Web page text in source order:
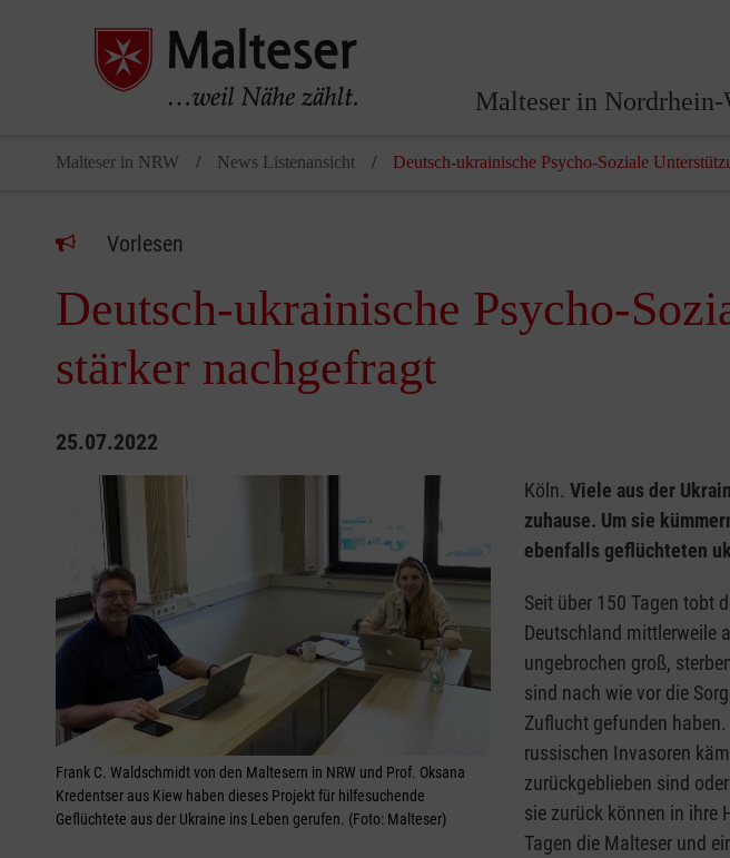
Malteser in Nordrhein-
Malteser in NRW News Listenansicht Deutsch-ukrainische Psycho-Soziale
Vorlesen
Deutsch-ukrainische Psycho-
stärker nachgefragt
25.07.2022
Frank C. Waldschmidt von den Maltesern in NRW und Prof. Oksana
Kredentser aus Kiew haben dieses Projekt für hilfesuchende
Geflüchtete aus der Ukraine ins Leben gerufen. (Foto: Malteser)
Köln. Viele aus der
zuhause. Um sie
ebenfalls geflüchteten
Seit über 150 Tagen tobt
Deutschland mittlerweile
ungebrochen groß,
sind nach wie vor die
Zuflucht gefunden
russischen Invasoren
zurückgeblieben sind
sie zurück können in ihre
Tagen die Malteser und